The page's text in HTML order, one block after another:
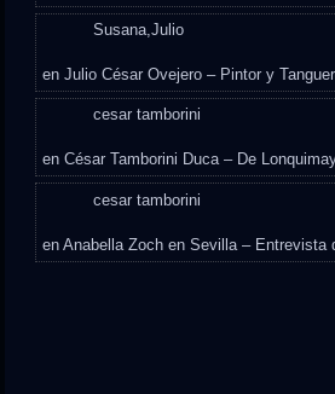
Susana,Julio
enJulio César Ovejero – Pintor y
cesar tamborini
enCésar Tamborini Duca – De
cesar tamborini
enAnabella Zoch en Sevilla – Entrevista